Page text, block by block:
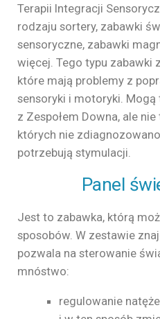
Terapii Integracji
rodzaju sortery, zabawki
sensoryczne, zabawki
więcej. Tego typu zabawki
które mają problemy z
sensoryki i motoryki. Mogą
z Zespołem Downa, ale
których nie
potrzebują stymulacji.
Panel
Jest to zabawka, którą
sposobów. W zestawie
pozwala na sterowanie
mnóstwo:
regulowanie